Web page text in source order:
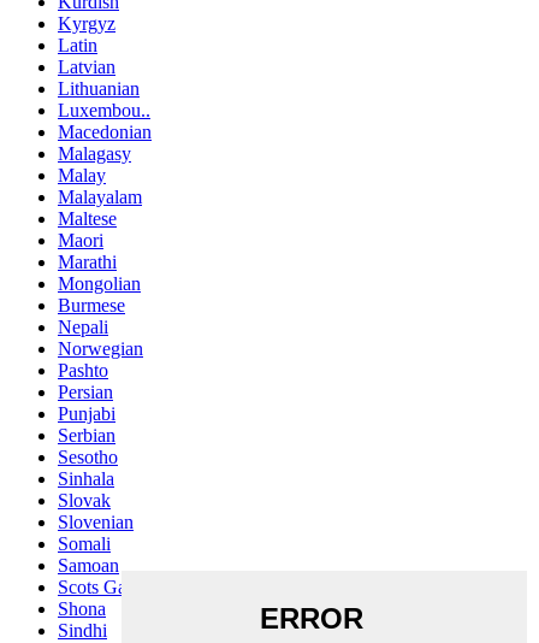
Kyrgyz
Latin
Latvian
Lithuanian
Luxembou..
Macedonian
Malagasy
Malay
Malayalam
Maltese
Maori
Marathi
Mongolian
Burmese
Nepali
Norwegian
Pashto
Persian
Punjabi
Serbian
Sesotho
Sinhala
Slovak
Slovenian
Somali
Samoan
Scots Gaelic
Shona
Sindhi